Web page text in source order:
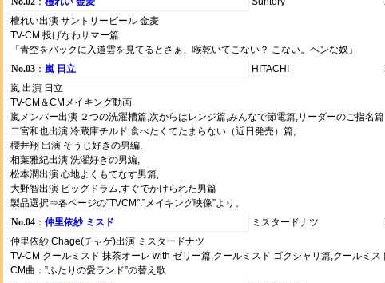
檀れい出演 サントリービール 金麦
TV-CM 投げなわサマー篇
「青空をバックに入道雲を見てるとさぁ、喉乾いてこない？ こない。ヘンな奴」
No.03 ： 嵐 日立 HITACHI
嵐 出演 日立
TV-CM＆CMメイキング動画
嵐メンバー出演 ２つの洗濯槽篇,次からはレンジ篇,みんなで節電篇,リーダーのご指名篇
二宮和也出演 冷蔵庫チルド,食べたくてたまらない（近日発売）篇,
櫻井翔 出演 そうじ好きの男編,
相葉雅紀出演 洗濯好きの男編,
松本潤出演 心地よくもてなす男篇,
大野智出演 ビッグドラム,すぐでかけられた男篇
製品選択⇒各ページの”TVCM”.”メイキング映像”より。
No.04 ： 仲里依紗 ミスド ミスタードナツ
仲里依紗,Chage(チャゲ)出演 ミスタードナツ
TV-CM クールミスド 抹茶オーレ with ゼリー篇,クールミスド ゴクシャリ篇,クールミス
CM曲：”ふたりの愛ランド”の替え歌